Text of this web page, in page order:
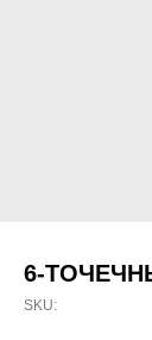
6-
SKU: